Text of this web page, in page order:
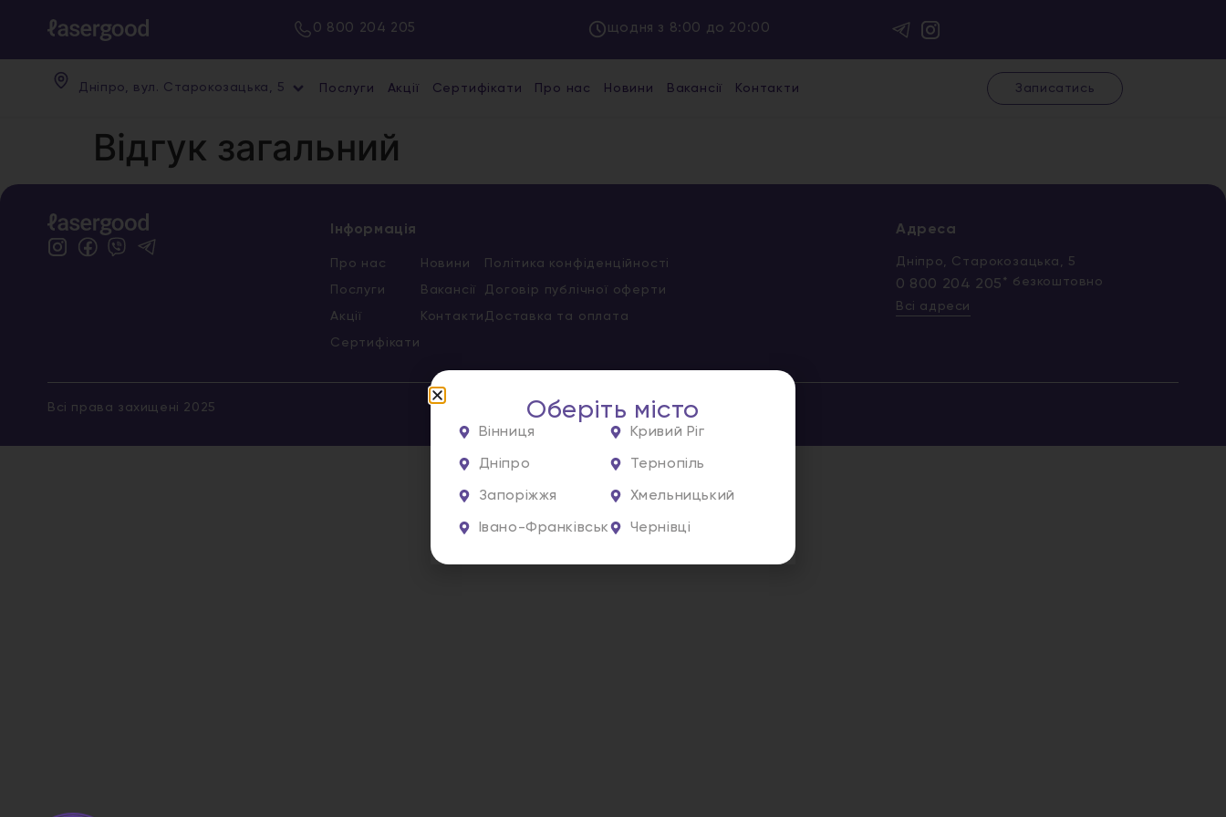
0 800 204 205 щодня з 8:00 до 20:00
Дніпро, вул. Старокозацька, 5 Послуги Акції Сертифікати Про нас Новини Вакансії Контакти Записатись
Відгук загальний
Інформація
Про нас
Послуги
Акції
Сертифікати
Новини
Вакансії
Контакти
Політика конфіденційності
Договір публічної оферти
Доставка та оплата
Адреса
Дніпро, Старокозацька, 5
0 800 204 205 * безкоштовно
Всі адреси
Всі права захищені 2025 Оберіть місто
Вінниця
Дніпро
Запоріжжя
Івано-Франківськ
Кривий Ріг
Тернопіль
Хмельницький
Чернівці